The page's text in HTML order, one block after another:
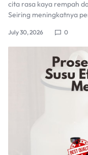
cita rasa kaya rempah
Seiring meningkatnya
July 30, 2026 0